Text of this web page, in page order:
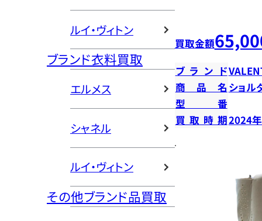
ルイ・ヴィトン
ブランド衣料買取
エルメス
シャネル
ルイ・ヴィトン
その他ブランド品買取
買取金額
ブランド
商品名 ショル
型番
買取時期2024